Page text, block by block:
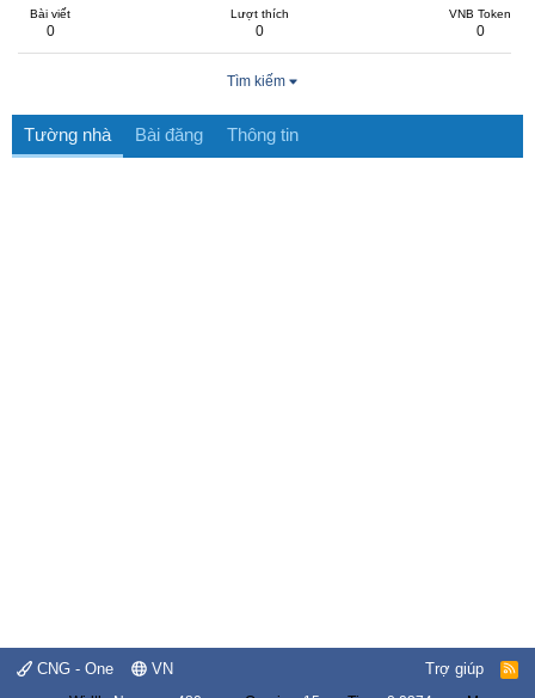
Bài viết
0
Lượt thích
0
VNB Token
0
Tìm kiếm
Tường nhà Bài đăng Thông tin
CNG - One VN Trợ giúp
R